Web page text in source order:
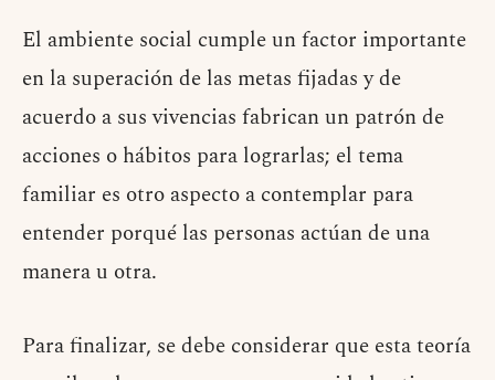
El ambiente social cumple un factor importante
en la superación de las metas fijadas y de
acuerdo a sus vivencias fabrican un patrón de
acciones o hábitos para lograrlas; el tema
familiar es otro aspecto a contemplar para
entender porqué las personas actúan de una
manera u otra.
Para finalizar, se debe considerar que esta teoría